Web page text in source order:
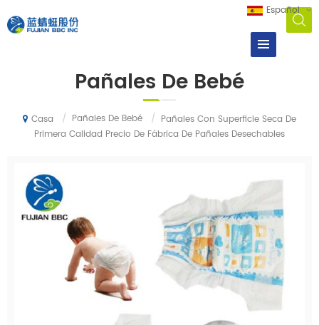
Español
Pañales De Bebé
Casa / Pañales De Bebé / Pañales Con Superficie Seca De
Primera Calidad Precio De Fábrica De Pañales Desechables